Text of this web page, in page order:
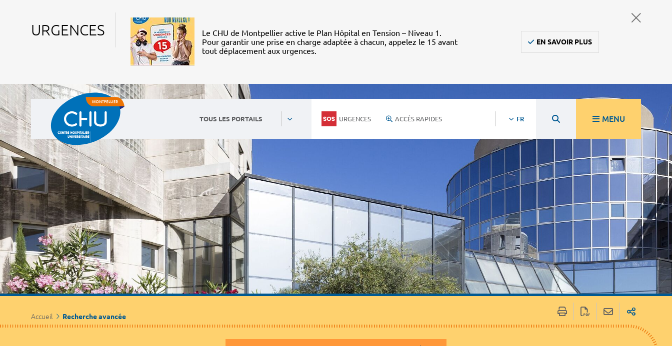
URGENCES
Le CHU de Montpellier active le Plan Hôpital en Tension – Niveau 1.
Pour garantir une prise en charge adaptée à chacun, appelez le 15 avant
tout déplacement aux urgences.
EN SAVOIR PLUS
TOUS LES PORTAILS URGENCES ACCÈS RAPIDES FR MENU
Accueil Recherche avancée